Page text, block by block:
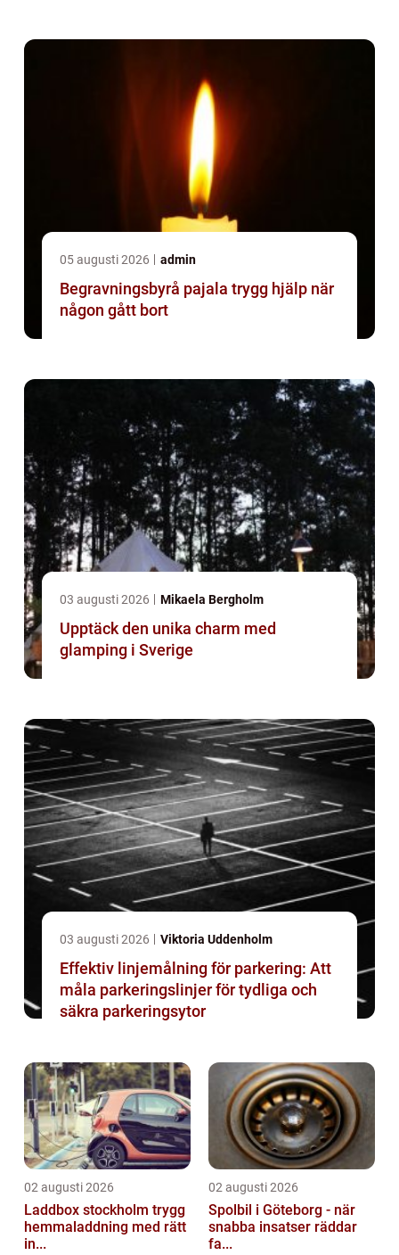
05 augusti 2026 admin
Begravningsbyrå pajala trygg hjälp när
någon gått bort
03 augusti 2026 Mikaela Bergholm
Upptäck den unika charm med
glamping i Sverige
03 augusti 2026 Viktoria Uddenholm
Effektiv linjemålning för parkering: Att
måla parkeringslinjer för tydliga och
säkra parkeringsytor
02 augusti 2026
Laddbox stockholm trygg
hemmaladdning med rätt
in...
02 augusti 2026
Spolbil i Göteborg - när
snabba insatser räddar
fa...